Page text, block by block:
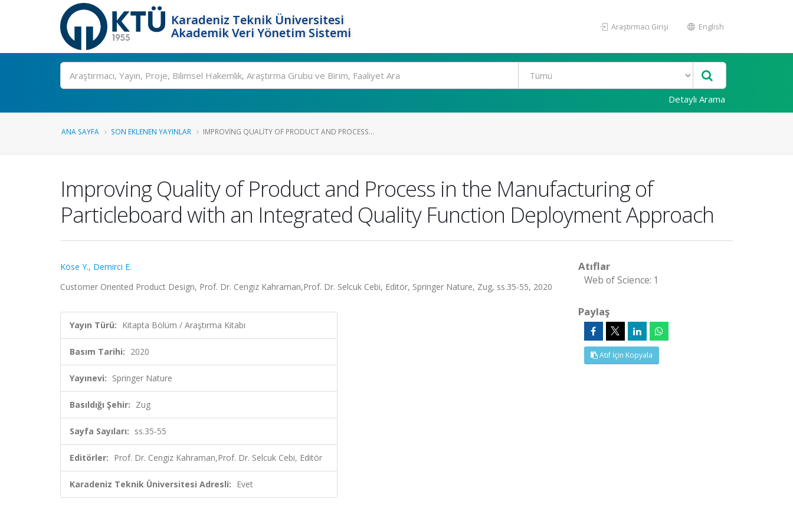
Karadeniz Teknik Üniversitesi
Akademik Veri Yönetim Sistemi
Araştırmacı Girişi English
Ara
Detaylı Arama
ANA SAYFA SON EKLENEN YAYINLAR IMPROVING QUALITY OF PRODUCT AND PROCESS...
Improving Quality of Product and Process in the Manufacturing of
Particleboard with an Integrated Quality Function Deployment Approach
Köse Y., Demirci E.
Customer Oriented Product Design, Prof. Dr. Cengiz Kahraman,Prof. Dr. Selcuk Cebi, Editör, Springer Nature, Zug, ss.35-55, 2020
Yayın Türü: Kitapta Bölüm / Araştırma Kitabı
Basım Tarihi: 2020
Yayınevi: Springer Nature
Basıldığı Şehir: Zug
Sayfa Sayıları: ss.35-55
Editörler: Prof. Dr. Cengiz Kahraman,Prof. Dr. Selcuk Cebi, Editör
Karadeniz Teknik Üniversitesi Adresli: Evet
Atıflar
Web of Science: 1
Paylaş
Atıf İçin Kopyala